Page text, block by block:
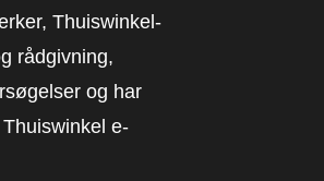
Thuiswinkel-
rådgivning,
og har
e-